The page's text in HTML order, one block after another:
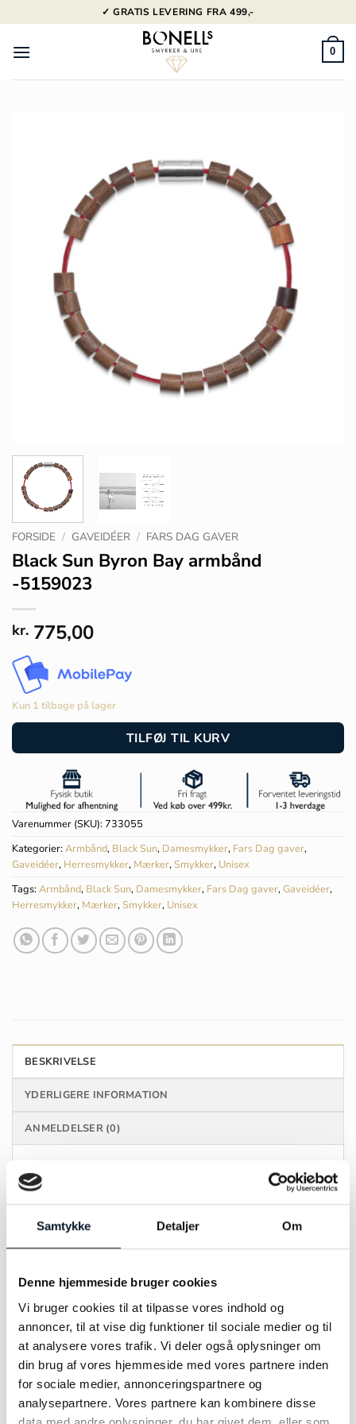
Samtykke Detaljer Om
Denne hjemmeside bruger cookies
Vi bruger cookies til at tilpasse vores indhold og
annoncer, til at vise dig funktioner til sociale medier og til
at analysere vores trafik. Vi deler også oplysninger om
din brug af vores hjemmeside med vores partnere inden
for sociale medier, annonceringspartnere og
analysepartnere. Vores partnere kan kombinere disse
til
indhold
✓ GRATIS LEVERING FRA 499,-
0
FORSIDE / GAVEIDÉER / FARS DAG GAVER
Black Sun Byron Bay armbånd
-5159023
kr. 775,00
Kun 1 tilbage på lager
TILFØJ TIL KURV
Varenummer (SKU):733055
Kategorier:Armbånd, Black Sun, Damesmykker, Fars Dag gaver,
Gaveidéer, Herresmykker, Mærker, Smykker, Unisex
Tags:Armbånd, Black Sun, Damesmykker, Fars Dag gaver,Gaveidéer,
Herresmykker, Mærker, Smykker, Unisex
BESKRIVELSE
YDERLIGERE INFORMATION
ANMELDELSER (0)
BYRON BAY
udsmykket med beads af driftwood.
af Byron Bays identitet i Australien. Året rundt
fylder surfere kystlinjen fra daggry til
solnedgang, hvor de nyder de fantastiske bølger
og den unikke atmosfære.